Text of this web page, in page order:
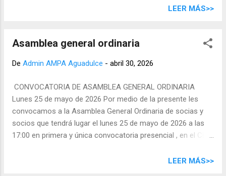
necesaria, por estatutos, la presentación de una nueva junta
candidaturas que lo hagan hasta el 19 de mayo en este
las candidaturas . Si no hay miembros para renovar la Junta
de prestarse. El orden del día será el siguiente: Votación y
elección de la nueva Junta Directiva de la AMPA. Continuidad
de la AMPA: mantenimiento de los servicios de acogida
temprana, recogida tardía, actividades extraescolares, etc.
Ruegos y preguntas.
LEER MÁS>>
Asamblea general ordinaria
De Admin AMPA Aguadulce - abril 30, 2026
CONVOCATORIA DE ASAMBLEA GENERAL ORDINARIA
Lunes 25 de mayo de 2026 Por medio de la presente les
convocamos a la Asamblea General Ordinaria de socias y
socios que tendrá lugar el lunes 25 de mayo de 2026 a las
17:00 en primera y única convocatoria presencial , en el CEIP
aprobación del acta anterior. Presentación y aprobación, si
LEER MÁS>>